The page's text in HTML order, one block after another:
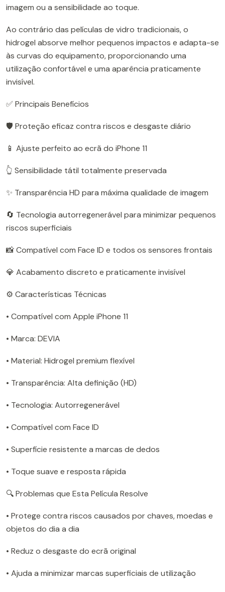
imagem ou a sensibilidade ao toque.
Ao contrário das películas de vidro tradicionais, o
hidrogel absorve melhor pequenos impactos e adapta-se
às curvas do equipamento, proporcionando uma
utilização confortável e uma aparência praticamente
invisível.
✅ Principais Benefícios
🛡️ Proteção eficaz contra riscos e desgaste diário
📱 Ajuste perfeito ao ecrã do iPhone 11
👆 Sensibilidade tátil totalmente preservada
✨ Transparência HD para máxima qualidade de imagem
🔄 Tecnologia autorregenerável para minimizar pequenos
riscos superficiais
📸 Compatível com Face ID e todos os sensores frontais
💎 Acabamento discreto e praticamente invisível
⚙️ Características Técnicas
• Compatível com Apple iPhone 11
• Marca: DEVIA
• Material: Hidrogel premium flexível
• Transparência: Alta definição (HD)
• Tecnologia: Autorregenerável
• Compatível com Face ID
• Superfície resistente a marcas de dedos
• Toque suave e resposta rápida
🔍 Problemas que Esta Película Resolve
• Protege contra riscos causados por chaves, moedas e
objetos do dia a dia
• Reduz o desgaste do ecrã original
• Ajuda a minimizar marcas superficiais de utilização